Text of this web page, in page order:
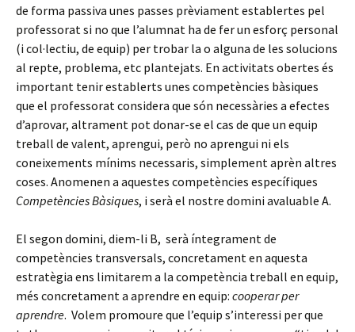
de forma passiva unes passes prèviament establertes pel
professorat si no que l’alumnat ha de fer un esforç personal
(i col·lectiu, de equip) per trobar la o alguna de les solucions
al repte, problema, etc plantejats. En activitats obertes és
important tenir establerts unes competències bàsiques
que el professorat considera que són necessàries a efectes
d’aprovar, altrament pot donar-se el cas de que un equip
treball de valent, aprengui, però no aprengui ni els
coneixements mínims necessaris, simplement aprèn altres
coses. Anomenen a aquestes competències específiques
Competències Bàsiques, i serà el nostre domini avaluable A.
El segon domini, diem-li B, serà íntegrament de
competències transversals, concretament en aquesta
estratègia ens limitarem a la competència treball en equip,
més concretament a aprendre en equip: cooperar per
aprendre. Volem promoure que l’equip s’interessi per que